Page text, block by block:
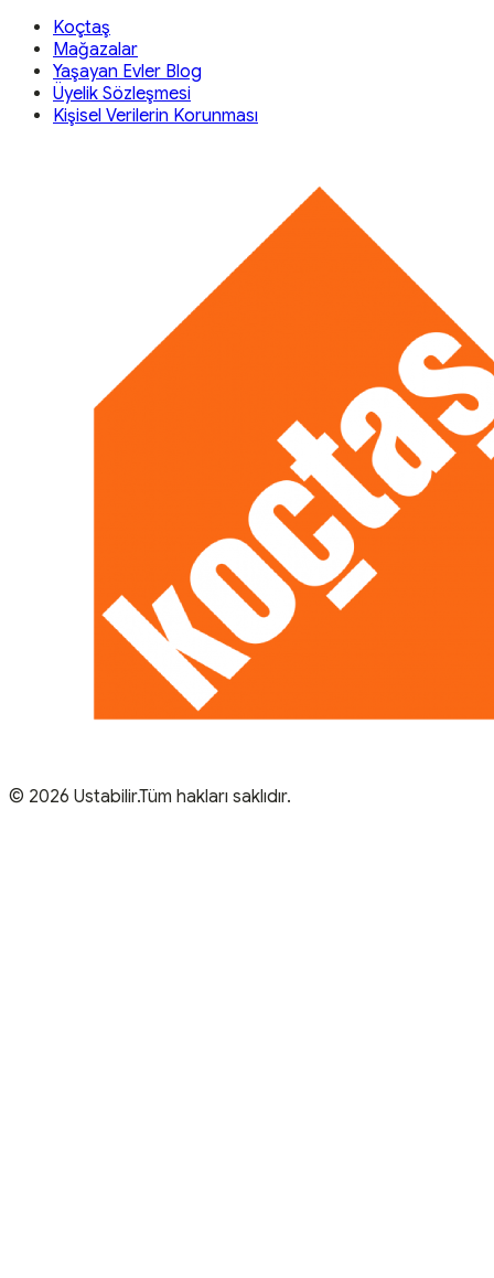
Koçtaş
Mağazalar
Yaşayan Evler Blog
Üyelik Sözleşmesi
Kişisel Verilerin Korunması
© 2026 Ustabilir.Tüm hakları saklıdır.